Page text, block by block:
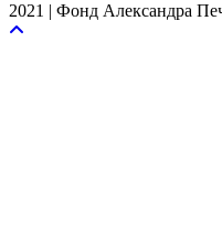
2021 | Фонд Александра